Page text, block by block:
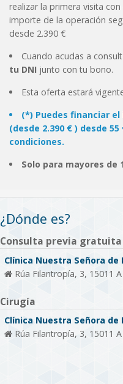
realizar la primera visita con
importe de la operación
desde 2.390 €
Cuando acudas a
tu DNI junto con tu bono.
Esta oferta estará
(*) Puedes financiar
(desde 2.390 € ) desde
condiciones.
Solo para mayores de
¿Dónde es?
Consulta previa gratuita
Clínica Nuestra Señora de
Rúa Filantropía, 3, 15011
Cirugía
Clínica Nuestra Señora de
Rúa Filantropía, 3, 15011